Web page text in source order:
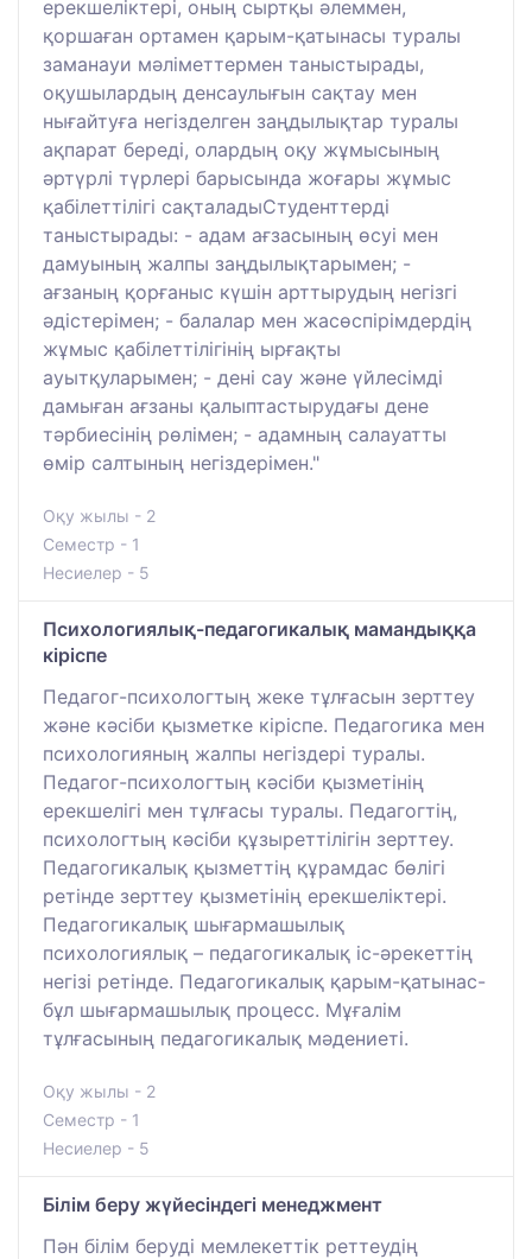
ерекшеліктері, оның сыртқы әлеммен,
қоршаған ортамен қарым-қатынасы туралы
заманауи мәліметтермен таныстырады,
оқушылардың денсаулығын сақтау мен
нығайтуға негізделген заңдылықтар туралы
ақпарат береді, олардың оқу жұмысының
әртүрлі түрлері барысында жоғары жұмыс
қабілеттілігі сақталадыСтуденттерді
таныстырады: - адам ағзасының өсуі мен
дамуының жалпы заңдылықтарымен; -
ағзаның қорғаныс күшін арттырудың негізгі
әдістерімен; - балалар мен жасөспірімдердің
жұмыс қабілеттілігінің ырғақты
ауытқуларымен; - дені сау және үйлесімді
дамыған ағзаны қалыптастырудағы дене
тәрбиесінің рөлімен; - адамның салауатты
өмір салтының негіздерімен."
Оқу жылы - 2
Семестр - 1
Несиелер - 5
Психологиялық-педагогикалық мамандыққа
кіріспе
Педагог-психологтың жеке тұлғасын зерттеу
және кәсіби қызметке кіріспе. Педагогика мен
психологияның жалпы негіздері туралы.
Педагог-психологтың кәсіби қызметінің
ерекшелігі мен тұлғасы туралы. Педагогтің,
психологтың кәсіби құзыреттілігін зерттеу.
Педагогикалық қызметтің құрамдас бөлігі
ретінде зерттеу қызметінің ерекшеліктері.
Педагогикалық шығармашылық
психологиялық – педагогикалық іс-әрекеттің
негізі ретінде. Педагогикалық қарым-қатынас-
бұл шығармашылық процесс. Мұғалім
тұлғасының педагогикалық мәдениеті.
Оқу жылы - 2
Семестр - 1
Несиелер - 5
Білім беру жүйесіндегі менеджмент
Пән білім беруді мемлекеттік реттеудің